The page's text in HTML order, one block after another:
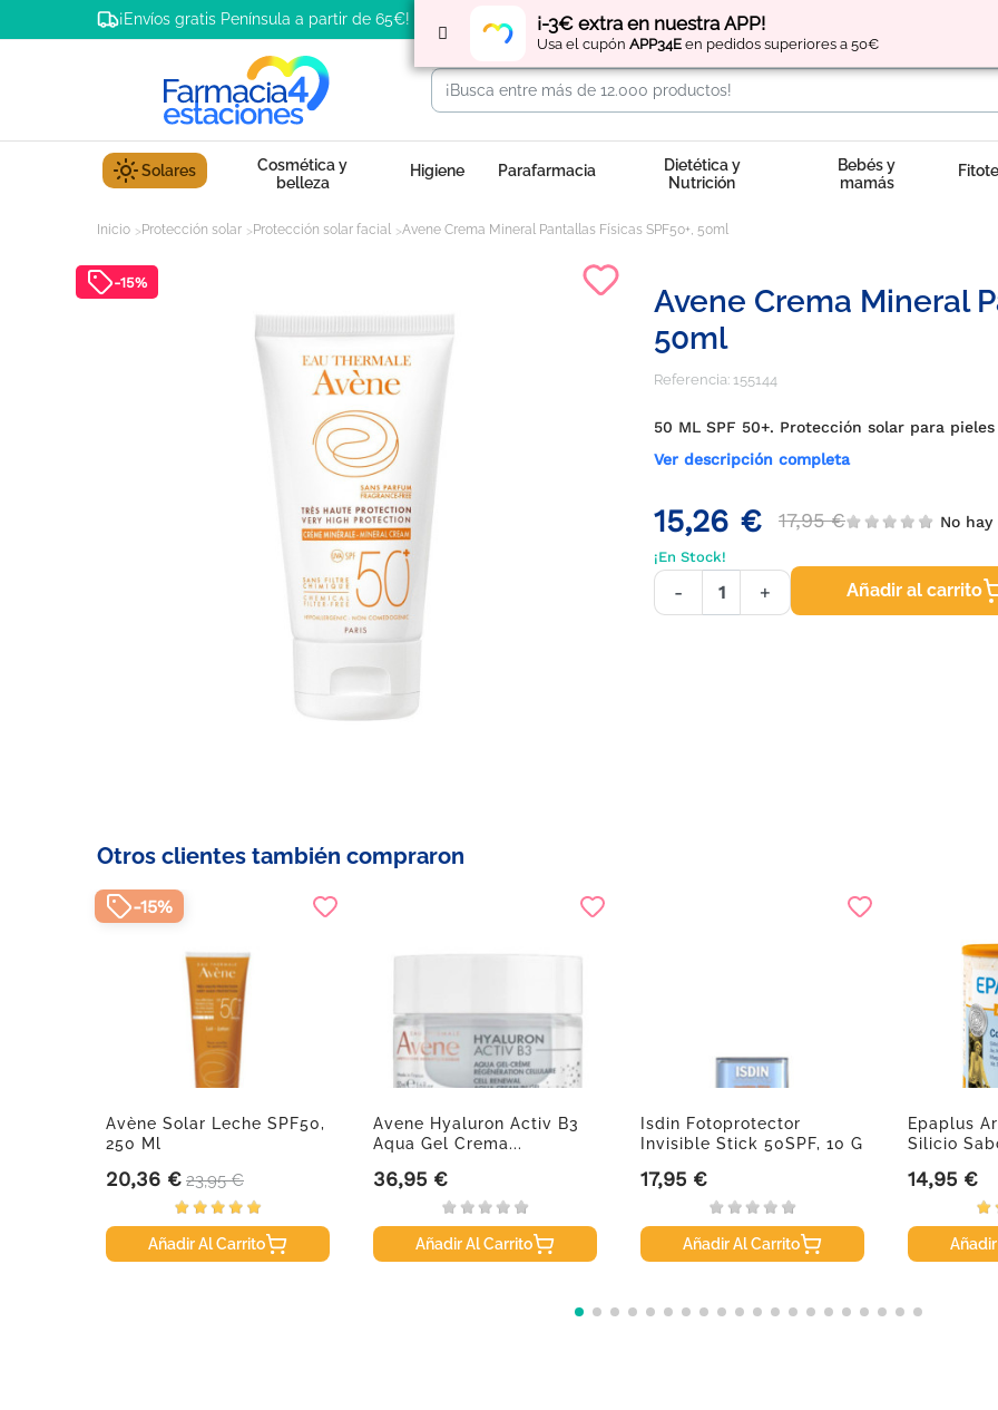
¡-3€ extra en nuestra APP!
Usa el cupón APP34E en pedidos superiores a 50€
¡Envíos gratis Península a partir de 65€! Regístratey obtén
Solares
Cosmética y
belleza
Higiene Parafarmacia
Dietética y
Nutrición
Bebés y
mamás
Inicio Protección solar Protección solar facial Avene Crema Mineral Pantallas Físicas SPF50+, 50ml
-15%
Avene Crema Mineral
50ml
Referencia: 155144
50 ML SPF 50+. Protección solar para
Ver descripción completa
15,26 € 17,95 € No
¡En Stock!
- + Añadir al carrito
Otros clientes también compraron
Avène Solar Leche SPF50,
250 Ml
Precio
20,36 € Precio base
23,95 €
Añadir Al Carrito
-15%
Avene Hyaluron Activ B3
Aqua Gel Crema...
Precio
36,95 €
Añadir Al Carrito
Isdin Fotoprotector
Invisible Stick 50SPF, 10 G
Precio
17,95 €
Añadir Al Carrito
Epaplus
Silicio
Precio
14,95 €